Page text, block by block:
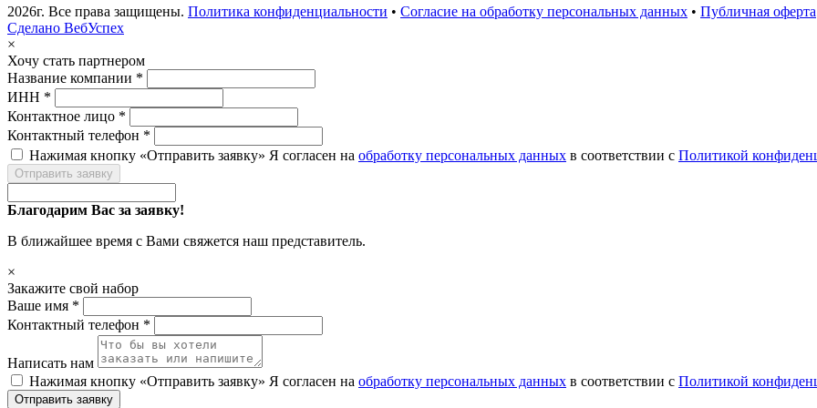
2026г. Все права защищены. Политика конфиденциальности • Согласие на обработку персональных данных • Публичная оферта
Сделано ВебУспех
×
Хочу стать партнером
Название компании *
ИНН *
Контактное лицо *
Контактный телефон *
Нажимая кнопку «Отправить заявку» Я согласен на обработку персональных данных в соответствии с Политикой
Отправить заявку
Благодарим Вас за заявку!
В ближайшее время с Вами свяжется наш представитель.
×
Закажите свой набор
Ваше имя *
Контактный телефон *
Написать нам
Нажимая кнопку «Отправить заявку» Я согласен на обработку персональных данных в соответствии с Политикой
Отправить заявку